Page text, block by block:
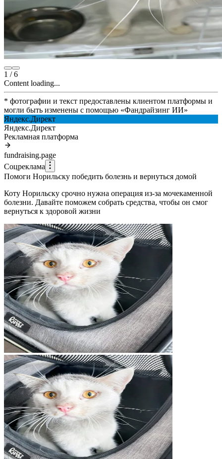
1 /6
Content loading...
* фотографии и текст предоставлены клиентом платформы и
могли быть изменены с помощью «Фандрайзинг ИИ»
Яндекс.Директ
Яндекс.Директ
Рекламная платформа
fundraising.page
Соцреклама
Помоги Норильску победить болезнь и вернуться домой
Коту Норильску срочно нужна операция из-за мочекаменной
болезни. Давайте поможем собрать средства, чтобы он смог
вернуться к здоровой жизни